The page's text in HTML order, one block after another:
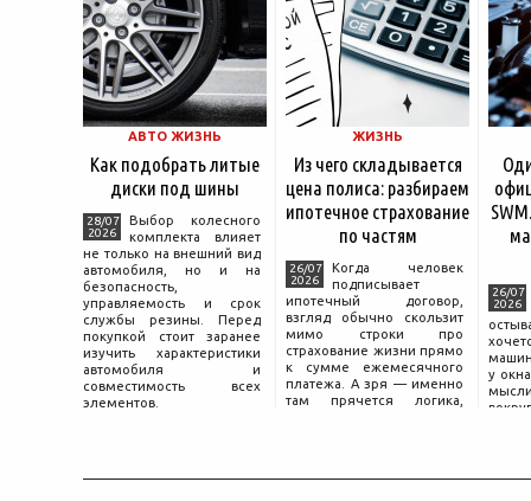
АВТО ЖИЗНЬ
Как подобрать литые
диски под шины
28/07
2026
Выбор колесного
комплекта влияет
не только на внешний вид
автомобиля, но и на
безопасность,
управляемость и срок
службы резины. Перед
покупкой стоит заранее
изучить характеристики
автомобиля и
совместимость всех
элементов.
ЖИЗНЬ
Из чего складывается
цена полиса: разбираем
ипотечное страхование
по частям
26/07
2026
Когда человек
подписывает
ипотечный договор,
взгляд обычно скользит
мимо строки про
страхование жизни прямо
к сумме ежемесячного
платежа. А зря — именно
там прячется логика,
26/07
2026
у
мысли